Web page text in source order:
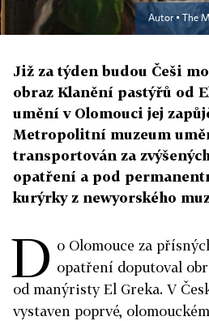
Autor ▪ The
Již za týden budou Češi
obraz Klanění pastýřů od
umění v Olomouci jej
Metropolitní muzeum
transportován za
opatření a pod
kurýrky z newyorského
D o Olomouce za
opatření doputoval
od manýristy El Greka. V
vystaven poprvé,